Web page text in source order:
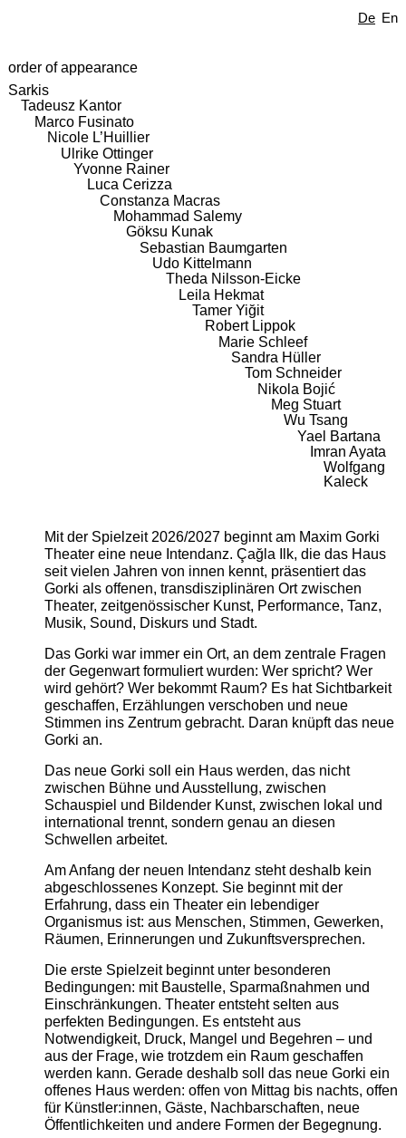
De En
order of appearance
Sarkis
Tadeusz Kantor
Marco Fusinato
Nicole L’Huillier
Ulrike Ottinger
Yvonne Rainer
Luca Cerizza
Constanza Macras
Mohammad Salemy
Göksu Kunak
Sebastian Baumgarten
Udo Kittelmann
Theda Nilsson-Eicke
Leila Hekmat
Tamer Yiğit
Robert Lippok
Marie Schleef
Sandra Hüller
Tom Schneider
Nikola Bojić
Meg Stuart
Wu Tsang
Yael Bartana
Imran Ayata
Wolfgang
Kaleck
Mit der Spielzeit 2026/2027 beginnt am Maxim Gorki
Theater eine neue Intendanz. Çağla Ilk, die das Haus
seit vielen Jahren von innen kennt, präsentiert das
Gorki als offenen, transdisziplinären Ort zwischen
Theater, zeitgenössischer Kunst, Performance, Tanz,
Musik, Sound, Diskurs und Stadt.
Das Gorki war immer ein Ort, an dem zentrale Fragen
der Gegenwart formuliert wurden: Wer spricht? Wer
wird gehört? Wer bekommt Raum? Es hat Sichtbarkeit
geschaffen, Erzählungen verschoben und neue
Stimmen ins Zentrum gebracht. Daran knüpft das neue
Gorki an.
Das neue Gorki soll ein Haus werden, das nicht
zwischen Bühne und Ausstellung, zwischen
Schauspiel und Bildender Kunst, zwischen lokal und
international trennt, sondern genau an diesen
Schwellen arbeitet.
Am Anfang der neuen Intendanz steht deshalb kein
abgeschlossenes Konzept. Sie beginnt mit der
Erfahrung, dass ein Theater ein lebendiger
Organismus ist: aus Menschen, Stimmen, Gewerken,
Räumen, Erinnerungen und Zukunftsversprechen.
Die erste Spielzeit beginnt unter besonderen
Bedingungen: mit Baustelle, Sparmaßnahmen und
Einschränkungen. Theater entsteht selten aus
perfekten Bedingungen. Es entsteht aus
Notwendigkeit, Druck, Mangel und Begehren – und
aus der Frage, wie trotzdem ein Raum geschaffen
werden kann. Gerade deshalb soll das neue Gorki ein
offenes Haus werden: offen von Mittag bis nachts, offen
für Künstler:innen, Gäste, Nachbarschaften, neue
Öffentlichkeiten und andere Formen der Begegnung.